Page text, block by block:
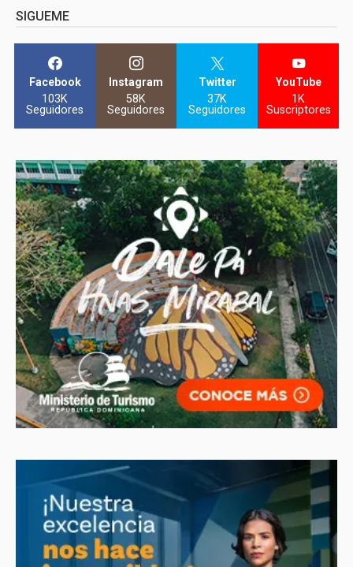
SIGUEME
Facebook
103K
Seguidores
Instagram
58K
Seguidores
Twitter
37K
Seguidores
YouTube
1K
Suscriptores